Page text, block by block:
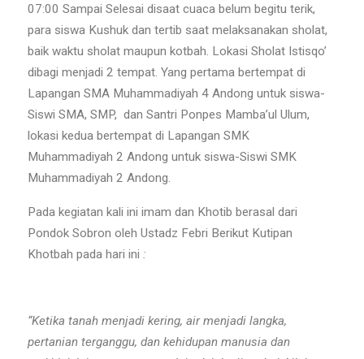
07:00 Sampai Selesai disaat cuaca belum begitu terik,
para siswa Kushuk dan tertib saat melaksanakan sholat,
baik waktu sholat maupun kotbah. Lokasi Sholat Istisqo’
dibagi menjadi 2 tempat. Yang pertama bertempat di
Lapangan SMA Muhammadiyah 4 Andong untuk siswa-
Siswi SMA, SMP, dan Santri Ponpes Mamba’ul Ulum,
lokasi kedua bertempat di Lapangan SMK
Muhammadiyah 2 Andong untuk siswa-Siswi SMK
Muhammadiyah 2 Andong.
Pada kegiatan kali ini imam dan Khotib berasal dari
Pondok Sobron oleh Ustadz Febri Berikut Kutipan
Khotbah pada hari ini :
“Ketika tanah menjadi kering, air menjadi langka,
pertanian terganggu, dan kehidupan manusia dan